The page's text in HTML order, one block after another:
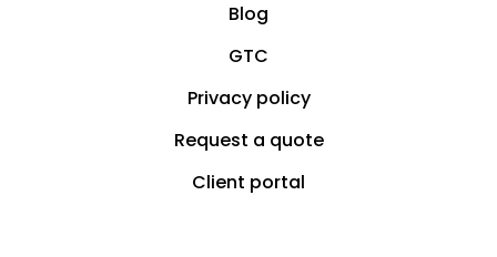
Blog
GTC
Privacy policy
Request a quote
Client portal